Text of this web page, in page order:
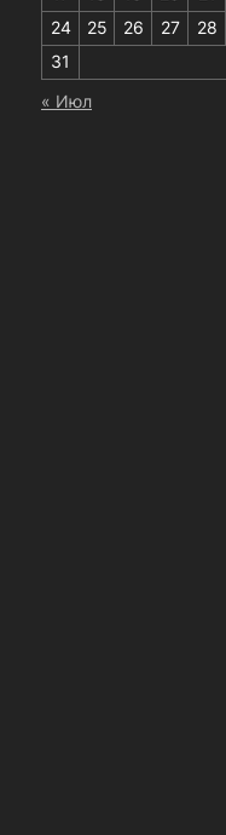
24
25 26 27 28
31
« Июл